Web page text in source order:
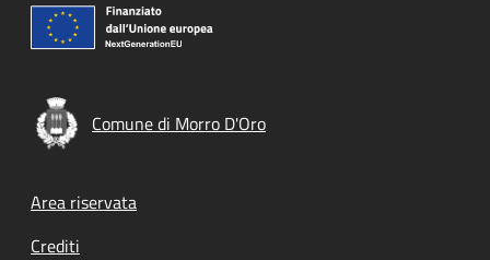
Comune di Morro D'Oro
Footer menu
Area riservata
Crediti